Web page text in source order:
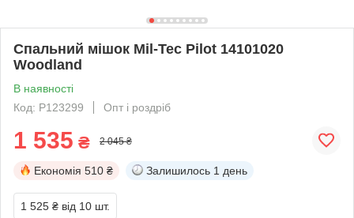
Спальний мішок Mil-Tec Pilot 14101020
Woodland
В наявності
Код: P123299
Опт і роздріб
1 535 ₴ 2 045 ₴
Економія 510 ₴ Залишилось 1 день
1 525 ₴ від 10 шт.